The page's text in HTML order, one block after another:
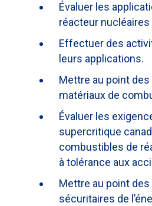
Évaluer les
réacteur
Effectuer des
leurs applications.
Mettre au point
matériaux de
Évaluer les
supercritique
combustibles de
à tolérance aux
Mettre au point
sécuritaires de